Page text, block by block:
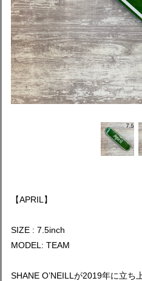
【APRIL】
SIZE : 7.5inch
MODEL: TEAM
SHANE O’NEILLが2019年に立ち